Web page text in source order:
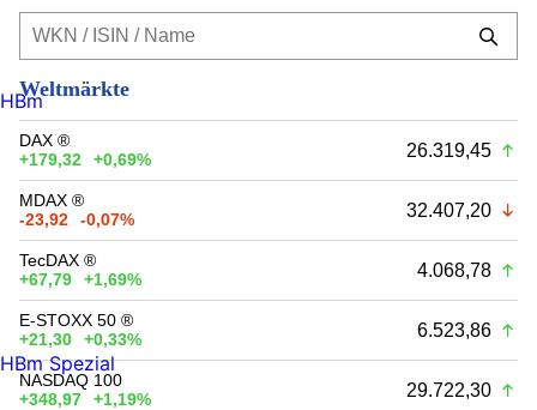
Weltmärkte
DAX ®
+179,32
+0,69% 26.319,45
MDAX ®
-23,92
-0,07% 32.407,20
TecDAX ®
+67,79
+1,69% 4.068,78
E-STOXX 50 ®
+21,30
+0,33% 6.523,86
NASDAQ 100
+348,97
+1,19% 29.722,30
HBm
HBm Spezial